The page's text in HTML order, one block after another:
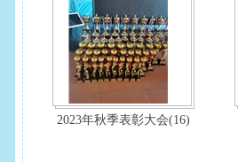
2023年秋季表彰大会(16)